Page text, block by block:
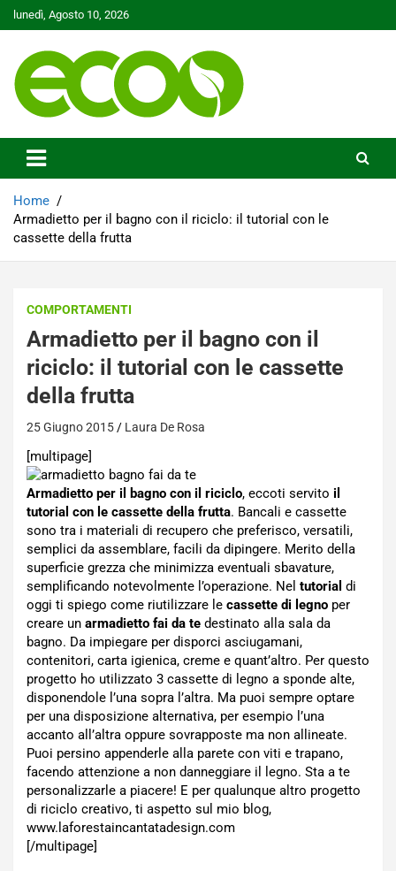
Skip
to
lunedì, Agosto 10, 2026
Ecoo.it
Home
Armadietto per il bagno con il riciclo: il tutorial con le
cassette della frutta
COMPORTAMENTI
Armadietto per il bagno con il
riciclo: il tutorial con le cassette
della frutta
25 Giugno 2015 Laura De Rosa
[multipage]
Armadietto per il bagno con il riciclo, eccoti servito il
tutorial con le cassette della frutta. Bancali e cassette
sono tra i materiali di recupero che preferisco, versatili,
semplici da assemblare, facili da dipingere. Merito della
superficie grezza che minimizza eventuali sbavature,
semplificando notevolmente l’operazione. Nel tutorial di
oggi ti spiego come riutilizzare le cassette di legno per
creare un armadietto fai da te destinato alla sala da
bagno. Da impiegare per disporci asciugamani,
contenitori, carta igienica, creme e quant’altro. Per questo
progetto ho utilizzato 3 cassette di legno a sponde alte,
disponendole l’una sopra l’altra. Ma puoi sempre optare
per una disposizione alternativa, per esempio l’una
accanto all’altra oppure sovrapposte ma non allineate.
Puoi persino appenderle alla parete con viti e trapano,
facendo attenzione a non danneggiare il legno. Sta a te
personalizzarle a piacere! E per qualunque altro progetto
di riciclo creativo, ti aspetto sul mio blog,
www.laforestaincantatadesign.com
[/multipage]